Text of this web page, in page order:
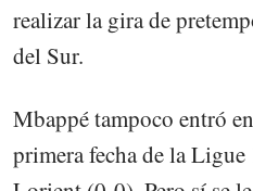
realizar la gira de
del Sur.
Mbappé tampoco entró
primera fecha de la